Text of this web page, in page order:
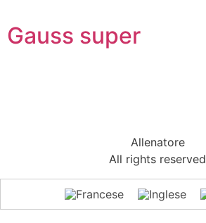
Gauss super
Allenatore
All rights reserved